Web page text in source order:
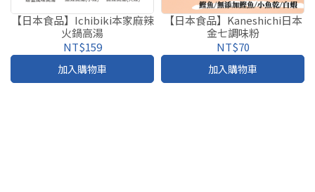
【日本食品】Ichibiki本家麻辣
火鍋高湯
NT$159
加入購物車
【日本食品】Kaneshichi日本
金七調味粉
NT$70
加入購物車